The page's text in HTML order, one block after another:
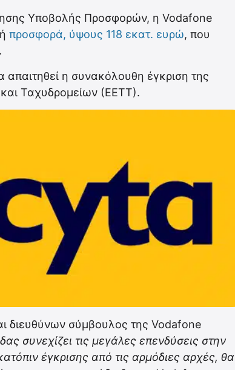
Υποβολής Προσφορών, η Vodafone
προσφορά, ύψους 118 εκατ. ευρώ, που
η συνακόλουθη έγκριση της
και Ταχυδρομείων (ΕΕΤΤ).
διευθύνων σύμβουλος της Vodafone
συνεχίζει τις μεγάλες επενδύσεις στην
έγκρισης από τις αρμόδιες αρχές, θα